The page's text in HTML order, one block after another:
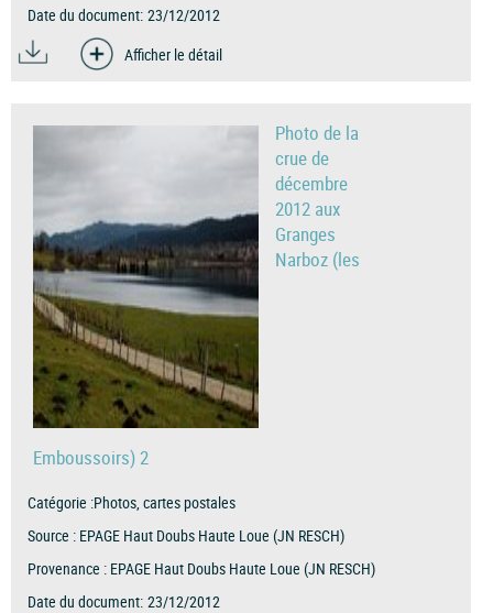
Date du document: 23/12/2012
Afficher le détail
Photo de la
crue de
décembre
2012 aux
Granges
Narboz (les
Emboussoirs) 2
Catégorie :Photos, cartes postales
Source : EPAGE Haut Doubs Haute Loue (JN RESCH)
Provenance : EPAGE Haut Doubs Haute Loue (JN RESCH)
Date du document: 23/12/2012